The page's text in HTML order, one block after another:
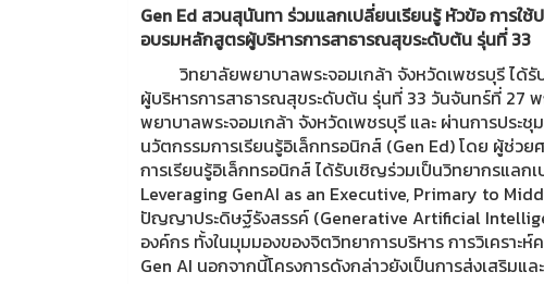
Gen Ed สวนสุนันทา ร่วมแลกเปลี่ยนเรียนรู้ หัวข้อ การใช้
อบรมหลักสูตรผู้บริหารการสาธารณสุขระดับต้น รุ่นที่ 33
วิทยาลัยพยาบาลพระจอมเกล้า จังหวัดเพชรบุรี ได้รั
ผู้บริหารการสาธารณสุขระดับต้น รุ่นที่ 33 วันจันทร์ที่ 27
พยาบาลพระจอมเกล้า จังหวัดเพชรบุรี และ ผ่านการประ
นวัตกรรมการเรียนรู้อิเล็กทรอนิกส์ (Gen Ed) โดย ผู้ช่ว
การเรียนรู้อิเล็กทรอนิกส์ ได้รับเชิญร่วมเป็นวิทยากรแล
Leveraging GenAI as an Executive, Primary to
ปัญญาประดิษฐ์รังสรรค์ (Generative Artificial
องค์กร ทั้งในมุมมองของจิตวิทยาการบริหาร การวิเคราะ
Gen AI นอกจากนี้โครงการดังกล่าวยังเป็นการส่งเสริม